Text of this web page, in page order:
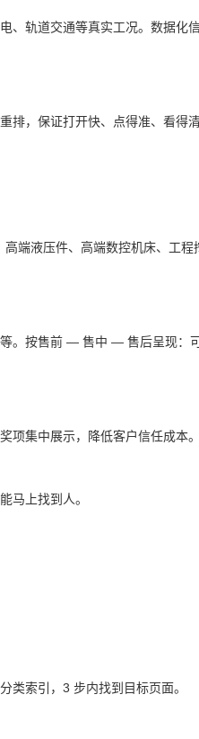
、轨道交通等真实工况。数据化
排，保证打开快、点得准、看得清
端液压件、高端数控机床、工
。按售前 — 售中 — 售后呈现：
项集中展示，降低客户信任成本。
马上找到人。
类索引，3 步内找到目标页面。